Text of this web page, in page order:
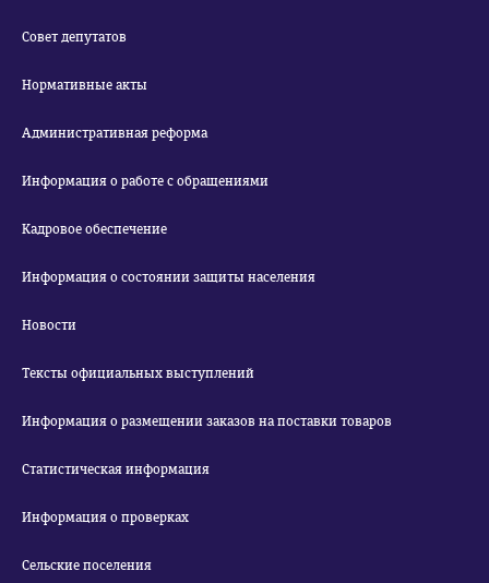
Совет депутатов
Нормативные акты
Административная реформа
Информация о работе с обращениями
Кадровое обеспечение
Информация о состоянии защиты населения
Новости
Тексты официальных выступлений
Информация о размещении заказов на поставки товаров
Статистическая информация
Информация о проверках
Сельские поселения